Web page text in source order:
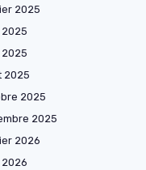
2025
2025
2025
2025
2026